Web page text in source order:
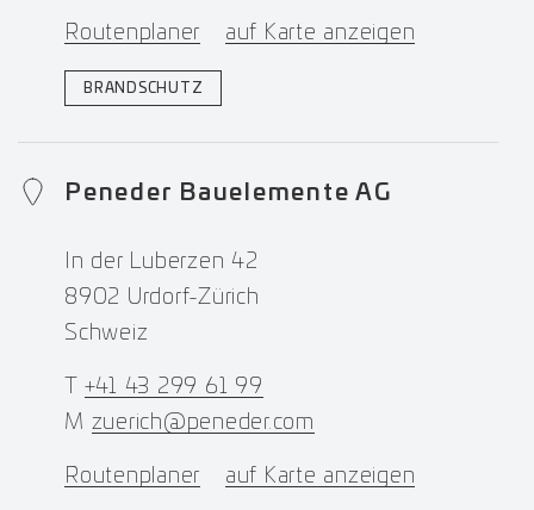
Routenplaner auf Karte anzeigen
BRANDSCHUTZ
Peneder Bauelemente AG
In der Luberzen 42
8902 Urdorf-Zürich
Schweiz
+41 43 299 61 99
M zuerich@peneder.com
Routenplaner auf Karte anzeigen